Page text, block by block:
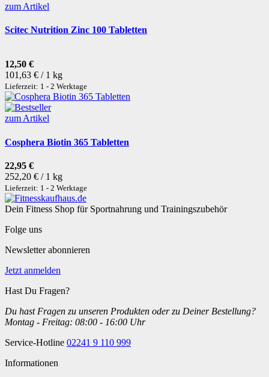
zum Artikel
Scitec Nutrition Zinc 100 Tabletten
12,50 €
101,63 € / 1 kg
Lieferzeit: 1 - 2 Werktage
zum Artikel
Cosphera Biotin 365 Tabletten
22,95 €
252,20 € / 1 kg
Lieferzeit: 1 - 2 Werktage
Dein Fitness Shop für Sportnahrung und Trainingszubehör
Folge uns
Newsletter abonnieren
Jetzt anmelden
Hast Du Fragen?
Du hast Fragen zu unseren Produkten oder zu Deiner Bestellung?
Montag - Freitag: 08:00 - 16:00 Uhr
Service-Hotline 02241 9 110 999
Informationen